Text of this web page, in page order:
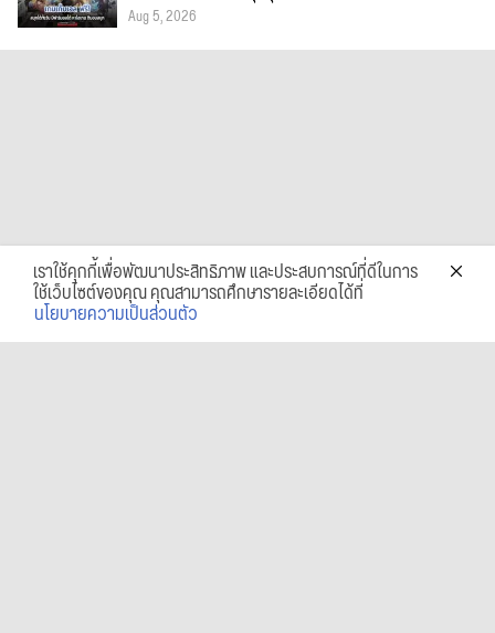
Aug 5, 2026
เราใช้คุกกี้เพื่อพัฒนาประสิทธิภาพ และประสบการณ์ที่ดีในการ
ใช้เว็บไซต์ของคุณ คุณสามารถศึกษารายละเอียดได้ที่
นโยบายความเป็นส่วนตัว